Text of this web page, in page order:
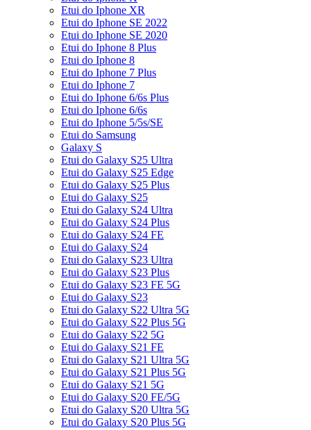
Etui do Iphone XR
Etui do Iphone SE 2022
Etui do Iphone SE 2020
Etui do Iphone 8 Plus
Etui do Iphone 8
Etui do Iphone 7 Plus
Etui do Iphone 7
Etui do Iphone 6/6s Plus
Etui do Iphone 6/6s
Etui do Iphone 5/5s/SE
Etui do Samsung
Galaxy S
Etui do Galaxy S25 Ultra
Etui do Galaxy S25 Edge
Etui do Galaxy S25 Plus
Etui do Galaxy S25
Etui do Galaxy S24 Ultra
Etui do Galaxy S24 Plus
Etui do Galaxy S24 FE
Etui do Galaxy S24
Etui do Galaxy S23 Ultra
Etui do Galaxy S23 Plus
Etui do Galaxy S23 FE 5G
Etui do Galaxy S23
Etui do Galaxy S22 Ultra 5G
Etui do Galaxy S22 Plus 5G
Etui do Galaxy S22 5G
Etui do Galaxy S21 FE
Etui do Galaxy S21 Ultra 5G
Etui do Galaxy S21 Plus 5G
Etui do Galaxy S21 5G
Etui do Galaxy S20 FE/5G
Etui do Galaxy S20 Ultra 5G
Etui do Galaxy S20 Plus 5G